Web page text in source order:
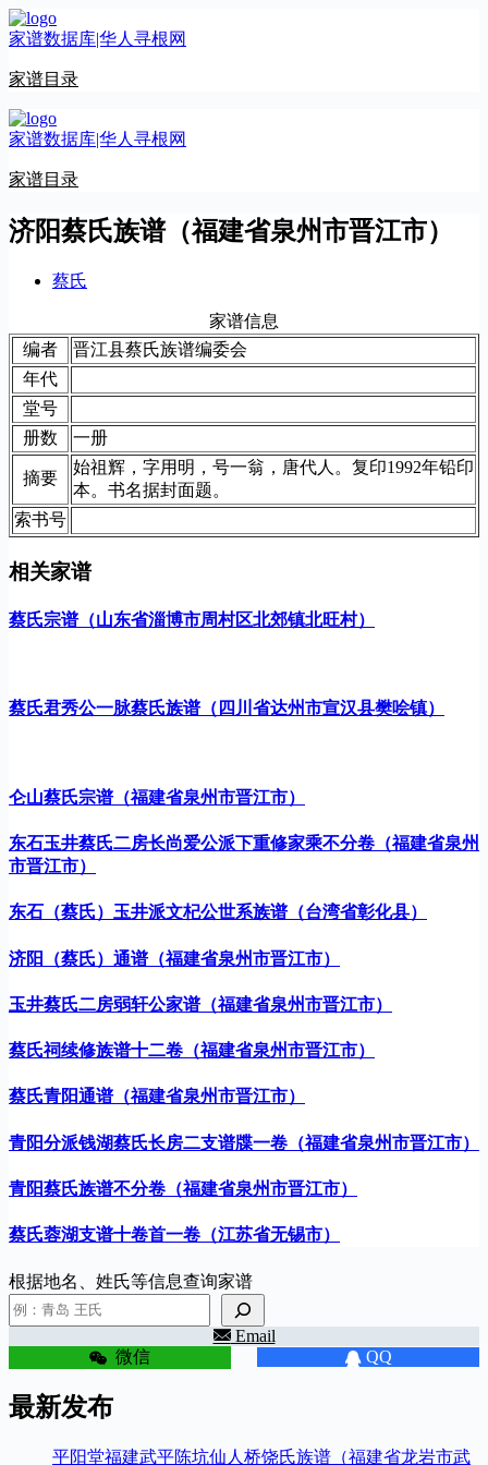
跳
至
容
家谱数据库|华人寻根网
家谱目录
家谱数据库|华人寻根网
家谱目录
济阳蔡氏族谱（福建省泉州市晋江市）
蔡氏
家谱信息
编者
晋江县蔡氏族谱编委会
年代
堂号
册数
一册
摘要
始祖辉，字用明，号一翁，唐代人。复印1992年铅印
本。书名据封面题。
索书号
相关家谱
蔡氏宗谱（山东省淄博市周村区北郊镇北旺村）
蔡氏君秀公一脉蔡氏族谱（四川省达州市宣汉县樊哙镇）
仑山蔡氏宗谱（福建省泉州市晋江市）
东石玉井蔡氏二房长尚爱公派下重修家乘不分卷（福建省泉州
市晋江市）
东石（蔡氏）玉井派文杞公世系族谱（台湾省彰化县）
济阳（蔡氏）通谱（福建省泉州市晋江市）
玉井蔡氏二房弱轩公家谱（福建省泉州市晋江市）
蔡氏祠续修族谱十二卷（福建省泉州市晋江市）
蔡氏青阳通谱（福建省泉州市晋江市）
青阳分派钱湖蔡氏长房二支谱牒一卷（福建省泉州市晋江市）
青阳蔡氏族谱不分卷（福建省泉州市晋江市）
蔡氏蓉湖支谱十卷首一卷（江苏省无锡市）
根据地名、姓氏等信息查询家谱
Email
微信 QQ
最新发布
平阳堂福建武平陈坑仙人桥饶氏族谱（福建省龙岩市武